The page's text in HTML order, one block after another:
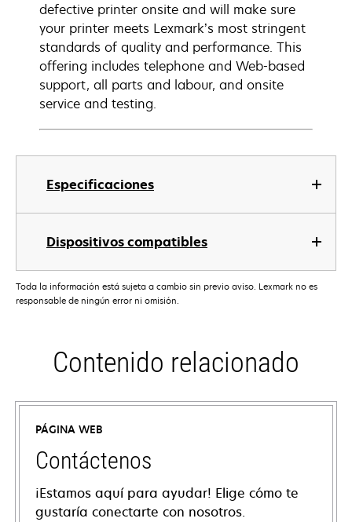
Especificaciones
Dispositivos compatibles
defective printer onsite and will make sure
your printer meets Lexmark’s most stringent
standards of quality and performance. This
offering includes telephone and Web-based
support, all parts and labour, and onsite
service and testing.
Toda la información está sujeta a cambio sin previo aviso. Lexmark no es
responsable de ningún error ni omisión.
Contenido relacionado
PÁGINA WEB
Contáctenos
¡Estamos aquí para ayudar! Elige cómo te
gustaría conectarte con nosotros.